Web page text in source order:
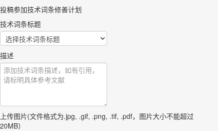
投稿参加技术词条修善计划
技术词条标题
描述
上传图片(文件格式为.jpg, .gif, .png, .tif, .pdf，图片大小不能超过
20MB）